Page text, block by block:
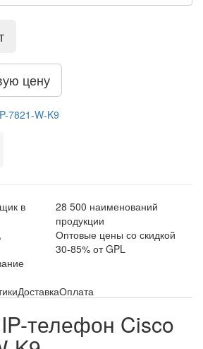
цену
7821-W-K9
в
28 500 наименований
продукции
Оптовые цены со скидкой
30-85% от GPL
ДоставкаОплата
телефон Cisco